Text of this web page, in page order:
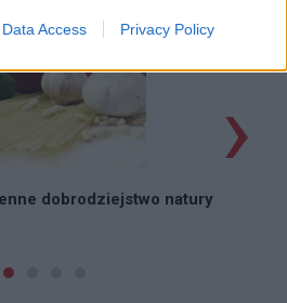
Data Access Privacy Policy
dobrodziejstwo natury
›